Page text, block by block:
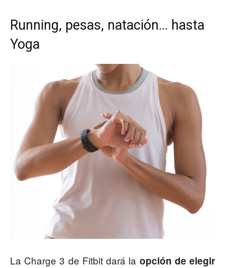
Running, pesas, natación… hasta
Yoga
La Charge 3 de Fitbit dará la opción de elegir